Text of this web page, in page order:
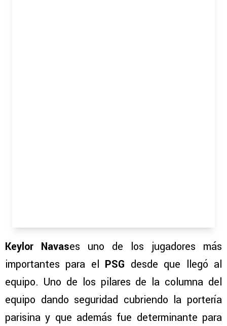
Keylor Navases uno de los jugadores más
importantes para el PSG desde que llegó al
equipo. Uno de los pilares de la columna del
equipo dando seguridad cubriendo la portería
parisina y que además fue determinante para